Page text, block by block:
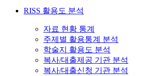
RISS 활용도 분석
자료 현황 통계
주제별 활용통계 분석
학술지 활용도 분석
복사/대출제공 기관 분석
복사/대출신청 기관 분석